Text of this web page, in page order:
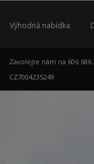
Výhodná nabídka
Zavolejte nám na 606 686
CZ7004235249